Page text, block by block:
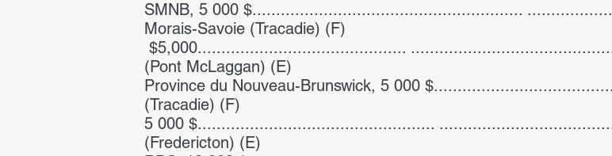
SMNB, 5 000 $.........................................................
Morais-Savoie (Tracadie) (F)
$5,000............................................
(Pont McLaggan) (E)
Province du Nouveau-Brunswick, 5 000
(Tracadie) (F)
5 000 $..................................................
(Fredericton) (E)